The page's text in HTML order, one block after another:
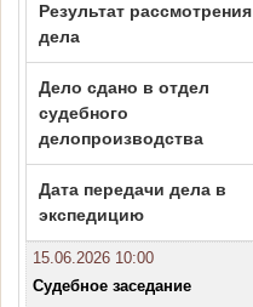
Результат рассмотрения
дела
Дело сдано в отдел
судебного
делопроизводства
Дата передачи дела в
экспедицию
15.06.2026 10:00
Судебное заседание